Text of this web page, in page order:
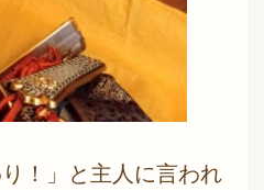
り！」と主人に言われ